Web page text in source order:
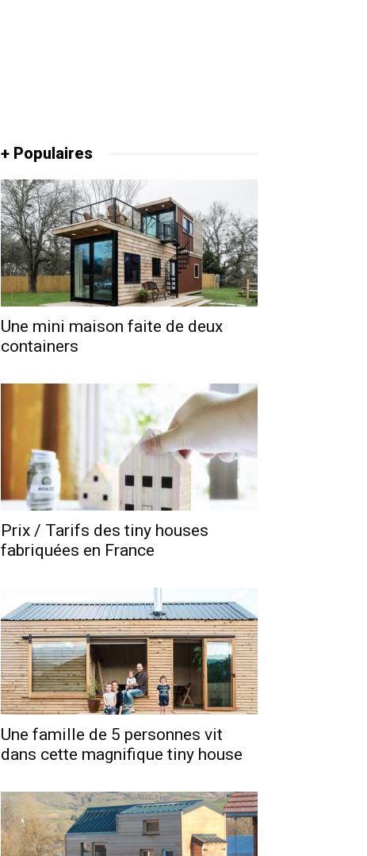
+ Populaires
Une mini maison faite de deux
containers
Prix / Tarifs des tiny houses
fabriquées en France
Une famille de 5 personnes vit
dans cette magnifique tiny house